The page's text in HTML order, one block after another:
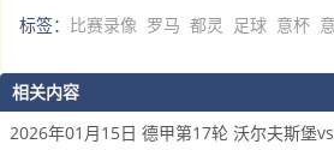
标签： 比赛录像 罗马 都灵 足球 意杯
相关内容
2026年01月15日 德甲第17轮 沃尔夫斯堡